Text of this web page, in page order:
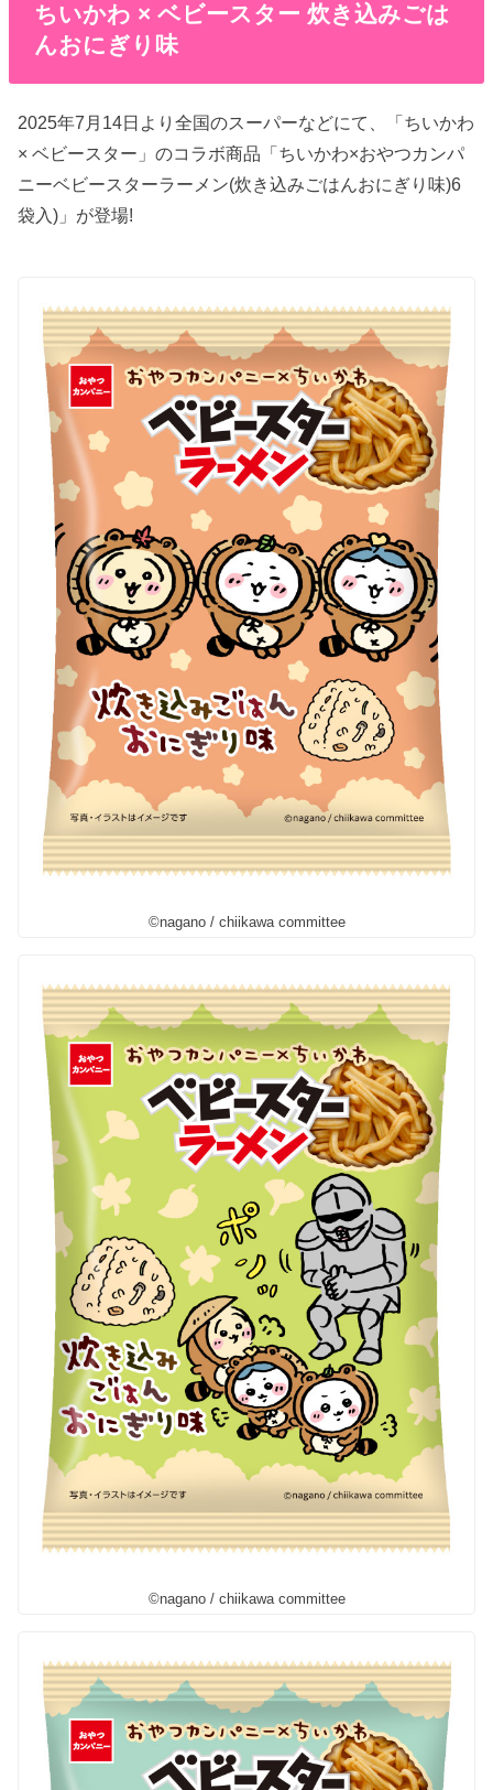
ちいかわ × ベビースター 炊き込みごは
んおにぎり味
2025年7月14日より全国のスーパーなどにて、「ちいかわ
× ベビースター」のコラボ商品「ちいかわ×おやつカンパ
ニーベビースターラーメン(炊き込みごはんおにぎり味)6
袋入)」が登場!
©nagano / chiikawa committee
©nagano / chiikawa committee